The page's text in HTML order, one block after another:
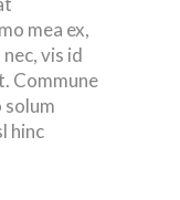
mea ex,
vis id
Commune
solum
hinc